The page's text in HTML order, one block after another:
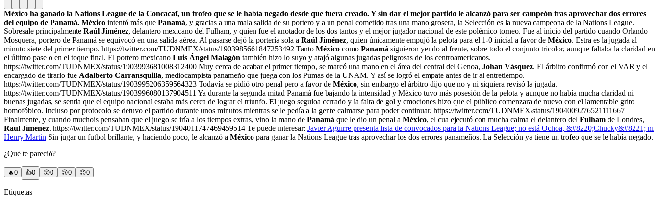
México ha ganado la Nations League de la Concacaf, un trofeo que se le había negado desde que fuera creado. Y sin dar el mejor partido le alcanzó para ser campeón tras aprovechar dos errores
del equipo de Panamá. México intentó más que Panamá, y gracias a una mala salida de su portero y a un penal cometido tras una mano grosera, la Selección es la nueva campeona de la Nations League.
Sobresale principalmente Raúl Jiménez, delantero mexicano del Fulham, y quien fue el anotador de los dos tantos y el mejor jugador nacional de este polémico torneo. Fue al inicio del partido cuando Orlando
Mosquera, portero de Panamá se equivocó en una salida aérea. Al pasarse dejó la portería sola a Raúl Jiménez, quien únicamente empujó la pelota para el 1-0 inicial a favor de México. Estra es la jugada al
minuto siete del primer tiempo. https://twitter.com/TUDNMEX/status/1903985661847253492 Tanto México como Panamá siguieron yendo al frente, sobre todo el conjunto tricolor, aunque faltaba la claridad en
el último pase o en el toque final. El portero mexicano Luis Ángel Malagón también hizo lo suyo y atajó algunas jugadas peligrosas de los centroamericanos.
https://twitter.com/TUDNMEX/status/1903993681008312400 Muy cerca de acabar el primer tiempo, se marcó una mano en el área del central del Genoa, Johan Vásquez. El árbitro confirmó con el VAR y el
encargado de tirarlo fue Adalberto Carransquilla, mediocampista panameño que juega con los Pumas de la UNAM. Y así se logró el empate antes de ir al entretiempo.
https://twitter.com/TUDNMEX/status/1903995206359564323 Todavía se pidió otro penal pero a favor de México, sin embargo el árbitro dijo que no y ni siquiera revisó la jugada.
https://twitter.com/TUDNMEX/status/1903996080137904511 Ya durante la segunda mitad Panamá fue bajando la intensidad y México tuvo más posesión de la pelota y aunque no había mucha claridad ni
buenas jugadas, se sentía que el equipo nacional estaba más cerca de lograr el triunfo. El juego seguíoa cerrado y la falta de gol y emociones hizo que el público comenzara de nuevo con el lamentable grito
homofóbico. Incluso por protocolo se detuvo el partido durante unos minutos mientras se le pedía a la gente calmarse para poder continuar. https://twitter.com/TUDNMEX/status/1904009276521111667
Finalmente, y cuando muchois pensaban que el juego se iría a los tiempos extras, vino la mano de Panamá que le dio un penal a México, el cua ejecutó con mucha calma el delantero del Fulham de Londres,
Raúl Jiménez. https://twitter.com/TUDNMEX/status/1904011747469459514 Te puede interesar: Javier Aguirre presenta lista de convocados para la Nations League; no está Ochoa, &#8220;Chucky&#8221; ni
Henry Martin Sin jugar un futbol brillante, y haciendo poco, le alcanzó a México para ganar la Nations League tras aprovechar los dos errores panameños. La Selección ya tiene un trofeo que se le había negado.
¿Qué te pareció?
🔥0 👍0 😲0 😢0 😠0
Etiquetas